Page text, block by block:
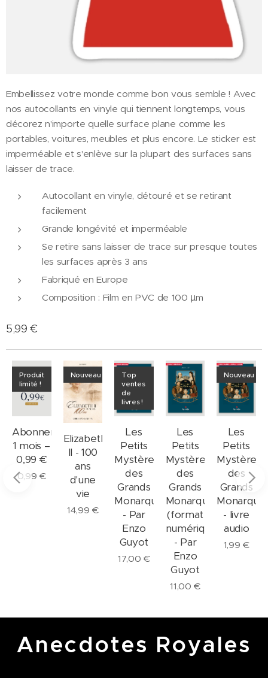
Embellissez votre monde comme bon vous semble ! Avec
nos autocollants en vinyle qui tiennent longtemps, vous
décorez n'importe quelle surface plane comme les
portables, voitures, meubles et plus encore. Le sticker est
imperméable et s'enlève sur la plupart des surfaces sans
laisser de trace.
Autocollant en vinyle, détouré et se retirant
facilement
Grande longévité et imperméable
Se retire sans laisser de trace sur presque toutes
les surfaces après 3 ans
Fabriqué en Europe
Composition : Film en PVC de 100 µm
5,99 €
Abonnement
1 mois –
0,99 €
Produit
limité !
0,99 €
Elizabeth
II - 100
ans
d'une
vie
Nouveau
14,99 €
Les
Petits
Mystères
des
Grands
Monarques
- Par
Enzo
Guyot
Top
ventes
de
livres !
17,00 €
Les
Petits
Mystères
des
Grands
Monarques
(format
numérique)
- Par
Enzo
Guyot
11,00 €
Les
Petits
Mystères
des
Grands
- livre
audio
Nouveau
1,99 €
Anecdotes Royales